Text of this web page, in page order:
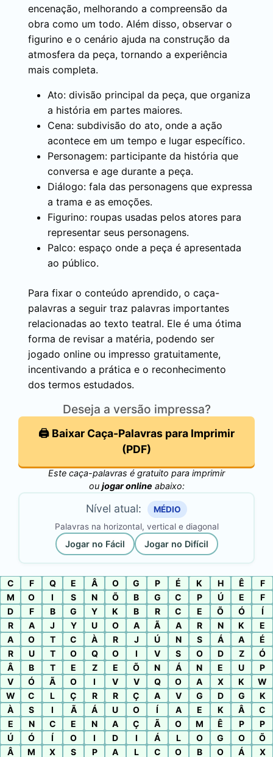
encenação, melhorando a compreensão da
obra como um todo. Além disso, observar o
figurino e o cenário ajuda na construção da
atmosfera da peça, tornando a experiência
mais completa.
Ato: divisão principal da peça, que organiza
a história em partes maiores.
Cena: subdivisão do ato, onde a ação
acontece em um tempo e lugar específico.
Personagem: participante da história que
conversa e age durante a peça.
Diálogo: fala das personagens que expressa
a trama e as emoções.
Figurino: roupas usadas pelos atores para
representar seus personagens.
Palco: espaço onde a peça é apresentada
ao público.
Para fixar o conteúdo aprendido, o caça-
palavras a seguir traz palavras importantes
relacionadas ao texto teatral. Ele é uma ótima
forma de revisar a matéria, podendo ser
jogado online ou impresso gratuitamente,
incentivando a prática e o reconhecimento
dos termos estudados.
Deseja a versão impressa?
🖨️ Baixar Caça-Palavras para Imprimir
(PDF)
Este caça-palavras é gratuito para imprimir
ou jogar online abaixo:
Nível atual:
MÉDIO
Palavras na horizontal, vertical e diagonal
Jogar no Fácil Jogar no Difícil
C F Q E Â O G P É K H Ê
F
M
O I S N Õ B G C P Ú E
F
D
F B G Y K B R C E Õ Ó
Í
R
A J Y U O A Ã A R N K
E
A
O T C À R J Ú N S Á A
É
R
U T O Q O I V S O D Z
Ó
Â
B T E Z E Õ N Á N E U
P
V
Ó Ã O I V V Q O A X K
W
W
C L Ç R R Ç A V G D G
K
À
S I Ã Á U O Í A E K Â
C
E
N C E N A Ç Ã O M Ê P
P
Ú
Ó Í O I D I Á L O G O
Õ
Â
M X S P A L C O B O Á X